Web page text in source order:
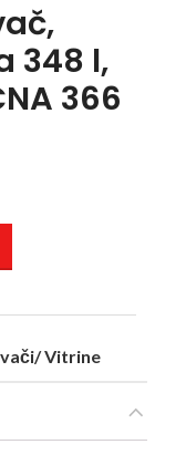
348 l,
366
Vitrine